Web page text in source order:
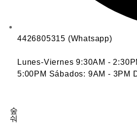
4426805315 (Whatsapp)
Lunes-Viernes 9:30AM -
5:00PM Sábados: 9AM - 3PM